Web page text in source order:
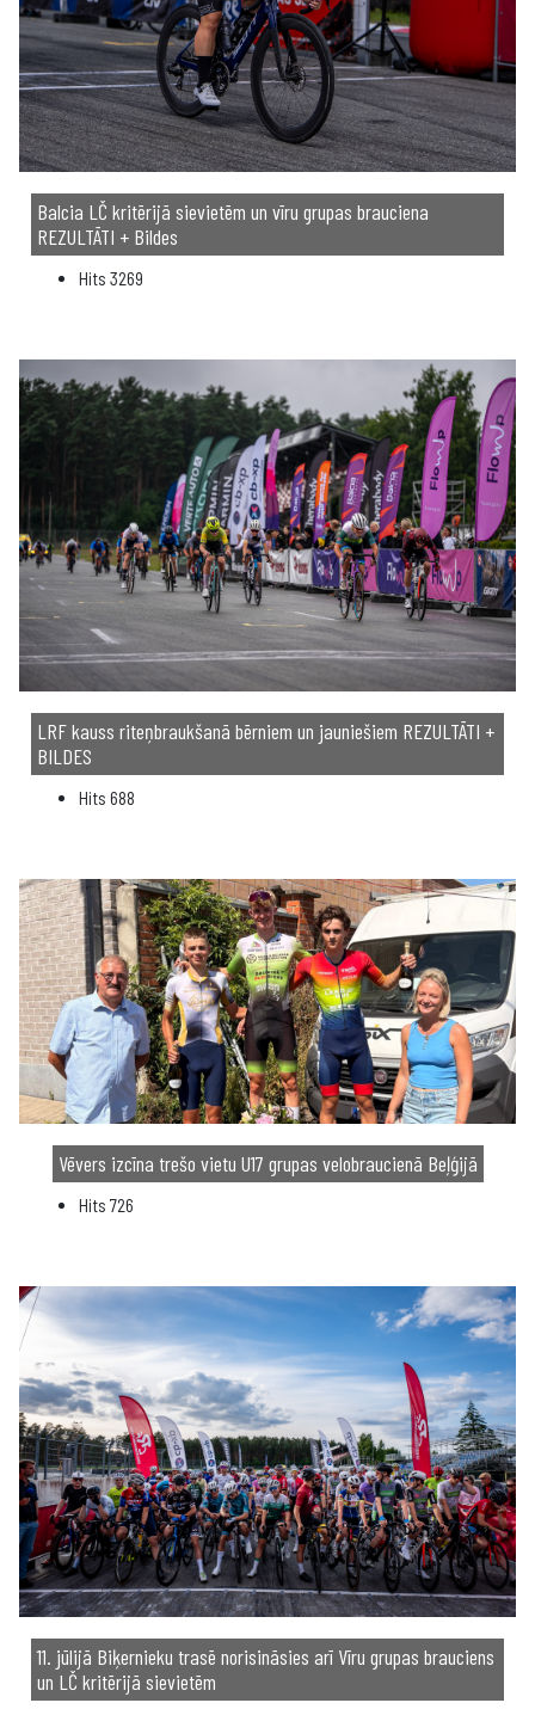
Balcia LČ kritērijā sievietēm un vīru grupas brauciena
REZULTĀTI + Bildes
Hits 3269
LRF kauss riteņbraukšanā bērniem un jauniešiem REZULTĀTI +
BILDES
Hits 688
Vēvers izcīna trešo vietu U17 grupas velobraucienā Beļģijā
Hits 726
11. jūlijā Biķernieku trasē norisināsies arī Vīru grupas brauciens
un LČ kritērijā sievietēm